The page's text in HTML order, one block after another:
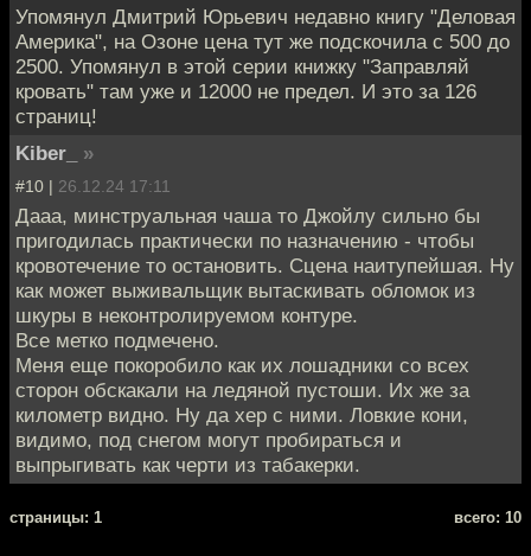
Упомянул Дмитрий Юрьевич недавно книгу "Деловая
Америка", на Озоне цена тут же подскочила с 500 до
2500. Упомянул в этой серии книжку "Заправляй
кровать" там уже и 12000 не предел. И это за 126
страниц!
Kiber_
»
#10 | 26.12.24 17:11
Дааа, минструальная чаша то Джойлу сильно бы
пригодилась практически по назначению - чтобы
кровотечение то остановить. Сцена наитупейшая. Ну
как может выживальщик вытаскивать обломок из
шкуры в неконтролируемом контуре.
Все метко подмечено.
Меня еще покоробило как их лошадники со всех
сторон обскакали на ледяной пустоши. Их же за
километр видно. Ну да хер с ними. Ловкие кони,
видимо, под снегом могут пробираться и
выпрыгивать как черти из табакерки.
cтраницы: 1 всего: 10